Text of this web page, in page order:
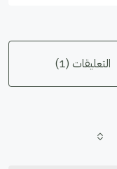
التعليقات (1)